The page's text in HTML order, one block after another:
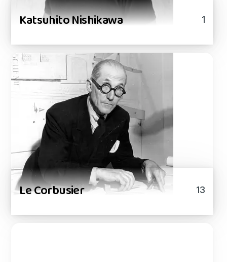
Katsuhito Nishikawa 1
Le Corbusier 13